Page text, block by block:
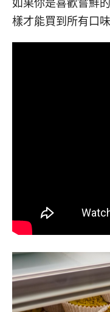
如果你是喜歡嘗鮮
樣才能買到所有口